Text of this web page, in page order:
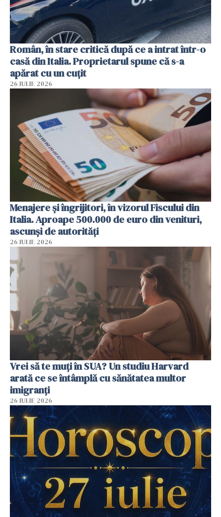
Român, în stare critică după ce a intrat într-o
casă din Italia. Proprietarul spune că s-a
apărat cu un cuțit
26 IULIE 2026
Menajere și îngrijitori, în vizorul Fiscului din
Italia. Aproape 500.000 de euro din venituri,
ascunși de autorități
26 IULIE 2026
Vrei să te muți în SUA? Un studiu Harvard
arată ce se întâmplă cu sănătatea multor
imigranți
26 IULIE 2026